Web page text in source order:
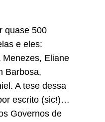
quase 500
e eles:
Menezes, Eliane
Barbosa,
A tese dessa
escrito (sic!)…
Governos de